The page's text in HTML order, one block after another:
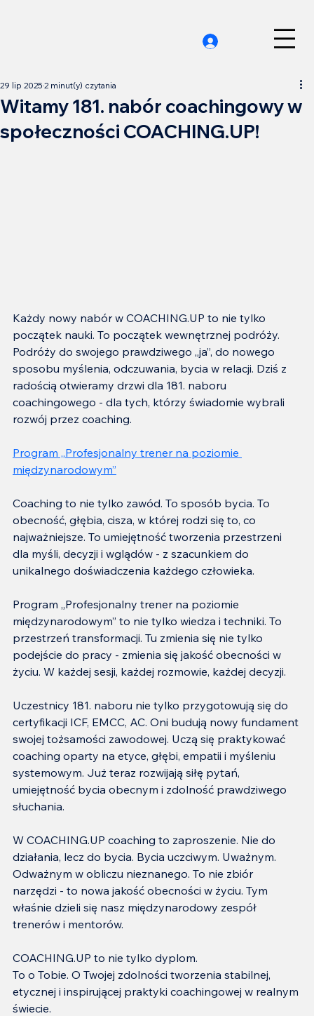
Witamy 181. nabór coachingowy w
społeczności COACHING.UP!
29 lip 2025 2 minut(y) czytania
Każdy nowy nabór w COACHING.UP to nie tylko
początek nauki. To początek wewnętrznej podróży.
Podróży do swojego prawdziwego „ja”, do nowego
sposobu myślenia, odczuwania, bycia w relacji. Dziś z
radością otwieramy drzwi dla 181. naboru
coachingowego - dla tych, którzy świadomie wybrali
rozwój przez coaching.
Program „Profesjonalny trener na poziomie
międzynarodowym”
Coaching to nie tylko zawód. To sposób bycia. To
obecność, głębia, cisza, w której rodzi się to, co
najważniejsze. To umiejętność tworzenia przestrzeni
dla myśli, decyzji i wglądów - z szacunkiem do
unikalnego doświadczenia każdego człowieka.
Program „Profesjonalny trener na poziomie
międzynarodowym” to nie tylko wiedza i techniki. To
przestrzeń transformacji. Tu zmienia się nie tylko
podejście do pracy - zmienia się jakość obecności w
życiu. W każdej sesji, każdej rozmowie, każdej decyzji.
Uczestnicy 181. naboru nie tylko przygotowują się do
certyfikacji ICF, EMCC, AC. Oni budują nowy fundament
swojej tożsamości zawodowej. Uczą się praktykować
coaching oparty na etyce, głębi, empatii i myśleniu
systemowym. Już teraz rozwijają siłę pytań,
umiejętność bycia obecnym i zdolność prawdziwego
słuchania.
W COACHING.UP coaching to zaproszenie. Nie do
działania, lecz do bycia. Bycia uczciwym. Uważnym.
Odważnym w obliczu nieznanego. To nie zbiór
narzędzi - to nowa jakość obecności w życiu. Tym
właśnie dzieli się nasz międzynarodowy zespół
trenerów i mentorów.
COACHING.UP to nie tylko dyplom.
To o Tobie. O Twojej zdolności tworzenia stabilnej,
etycznej i inspirującej praktyki coachingowej w realnym
świecie.